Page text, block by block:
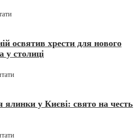
освятив хрести для нового
у столиці
ялинки у Києві: свято на честь